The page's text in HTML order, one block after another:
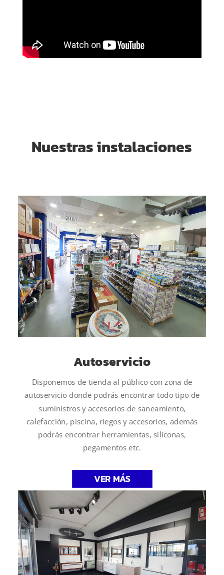
Nuestras instalaciones
Autoservicio
Disponemos de tienda al público con zona de
autoservicio donde podrás encontrar todo tipo de
suministros y accesorios de saneamiento,
calefacción, piscina, riegos y accesorios, además
podrás encontrar herramientas, siliconas,
pegamentos etc.
VER MÁS